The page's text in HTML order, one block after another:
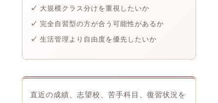
大規模クラス分けを重視したいか
完全自習型の方が合う可能性があるか
生活管理より自由度を優先したいか
直近の成績、志望校、苦手科目、復習状況を